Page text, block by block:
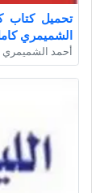
الشميمري
أحمد الشميمري